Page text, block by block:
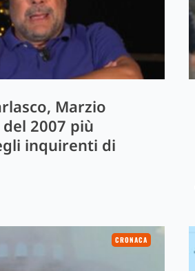
Marzio
del 2007 più
inquirenti di
CRONACA